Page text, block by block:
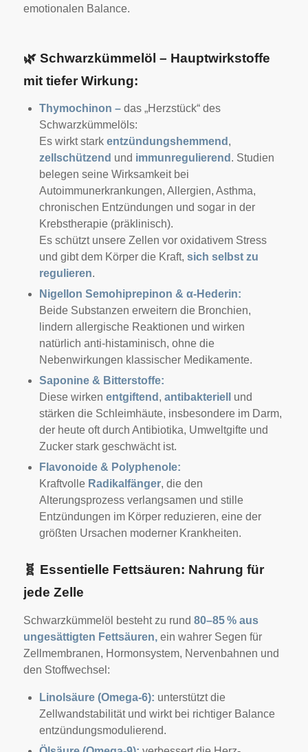
emotionalen Balance.
🌿Schwarzkümmelöl – Hauptwirkstoffe
mit tiefer Wirkung:
Thymochinon – das „Herzstück“ des
Schwarzkümmelöls:
Es wirkt stark entzündungshemmend ,
zellschützend und immunregulierend . Studien
belegen seine Wirksamkeit bei
Autoimmunerkrankungen, Allergien, Asthma,
chronischen Entzündungen und sogar in der
Krebstherapie (präklinisch).
Es schützt unsere Zellen vor oxidativem Stress
und gibt dem Körper die Kraft, sich selbst zu
regulieren.
Nigellon Semohiprepinon & α-Hederin:
Beide Substanzen erweitern die Bronchien,
lindern allergische Reaktionen und wirken
natürlich anti-histaminisch, ohne die
Nebenwirkungen klassischer Medikamente.
Saponine & Bitterstoffe:
Diese wirken entgiftend , antibakteriell
und
stärken die Schleimhäute, insbesondere im Darm,
der heute oft durch Antibiotika, Umweltgifte und
Zucker stark geschwächt ist.
Flavonoide & Polyphenole:
Kraftvolle Radikalfänger, die den
Alterungsprozess verlangsamen und stille
Entzündungen im Körper reduzieren, eine der
größten Ursachen moderner Krankheiten.
🧬 Essentielle Fettsäuren: Nahrung für
jede Zelle
Schwarzkümmelöl besteht zu rund 80–85 % aus
ungesättigten Fettsäuren, ein wahrer Segen für
Zellmembranen, Hormonsystem, Nervenbahnen und
den Stoffwechsel:
Linolsäure (Omega-6): unterstützt die
Zellwandstabilität und wirkt bei richtiger Balance
entzündungsmodulierend.